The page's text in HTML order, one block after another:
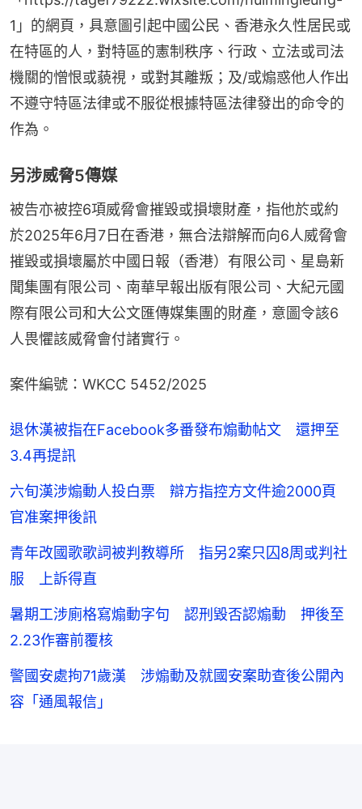
1」的網頁，具意圖引起中國公民、香港永久性居民或
在特區的人，對特區的憲制秩序、行政、立法或司法
機關的憎恨或藐視，或對其離叛；及/或煽惑他人作出
不遵守特區法律或不服從根據特區法律發出的命令的
作為。
另涉威脅5傳媒
被告亦被控6項威脅會摧毀或損壞財產，指他於或約
於2025年6月7日在香港，無合法辯解而向6人威脅會
摧毀或損壞屬於中國日報（香港）有限公司、星島新
聞集團有限公司、南華早報出版有限公司、大紀元國
際有限公司和大公文匯傳媒集團的財產，意圖令該6
人畏懼該威脅會付諸實行。
案件編號：WKCC 5452/2025
退休漢被指在Facebook多番發布煽動帖文 還押至
3.4再提訊
六旬漢涉煽動人投白票 辯方指控方文件逾2000頁
官准案押後訊
青年改國歌歌詞被判教導所 指另2案只囚8周或判社
服 上訴得直
暑期工涉廁格寫煽動字句 認刑毀否認煽動 押後至
2.23作審前覆核
警國安處拘71歲漢 涉煽動及就國安案助查後公開內
容「通風報信」